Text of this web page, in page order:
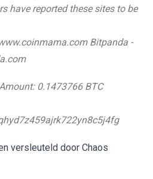
have reported these sites to be
Bitpanda -
0.1473766 BTC
versleuteld door Chaos